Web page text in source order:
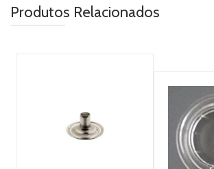
Produtos Relacionados